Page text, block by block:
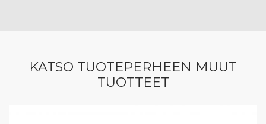
KATSO TUOTEPERHEEN MUUT
TUOTTEET